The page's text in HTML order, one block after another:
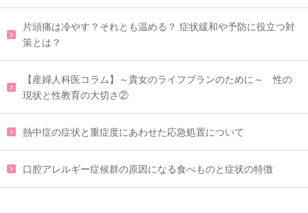
片頭痛は冷やす？それとも温める？ 症状緩和や予防に役立つ対
策とは？
【産婦人科医コラム】～貴女のライフプランのために～ 性の
現状と性教育の大切さ②
熱中症の症状と重症度にあわせた応急処置について
口腔アレルギー症候群の原因になる食べものと症状の特徴